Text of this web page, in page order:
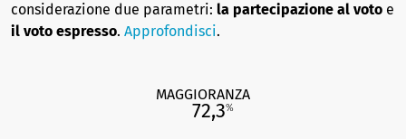
considerazione due parametri: la partecipazione al voto e
il voto espresso. Approfondisci.
MAGGIORANZA
72,3%